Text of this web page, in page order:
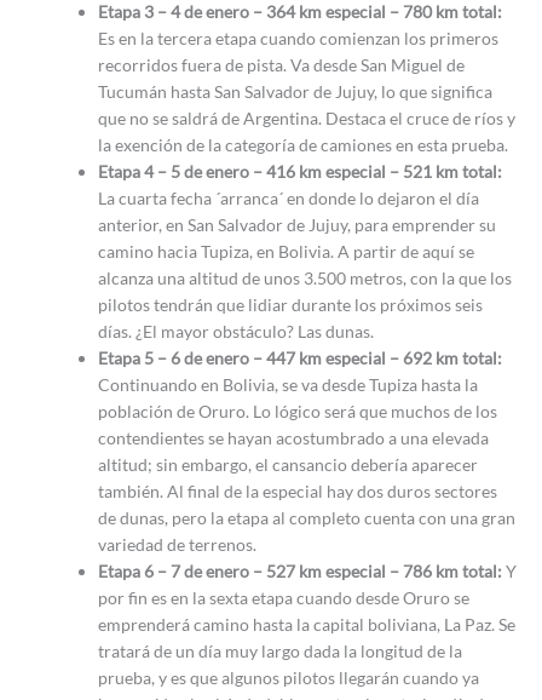
Etapa 3 – 4 de enero – 364 km especial – 780 km total:
Es en la tercera etapa cuando comienzan los primeros
recorridos fuera de pista. Va desde San Miguel de
Tucumán hasta San Salvador de Jujuy, lo que significa
que no se saldrá de Argentina. Destaca el cruce de ríos y
la exención de la categoría de camiones en esta prueba.
Etapa 4 – 5 de enero – 416 km especial – 521 km total:
La cuarta fecha ´arranca´ en donde lo dejaron el día
anterior, en San Salvador de Jujuy, para emprender su
camino hacia Tupiza, en Bolivia. A partir de aquí se
alcanza una altitud de unos 3.500 metros, con la que los
pilotos tendrán que lidiar durante los próximos seis
días. ¿El mayor obstáculo? Las dunas.
Etapa 5 – 6 de enero – 447 km especial – 692 km total:
Continuando en Bolivia, se va desde Tupiza hasta la
población de Oruro. Lo lógico será que muchos de los
contendientes se hayan acostumbrado a una elevada
altitud; sin embargo, el cansancio debería aparecer
también. Al final de la especial hay dos duros sectores
de dunas, pero la etapa al completo cuenta con una gran
variedad de terrenos.
Etapa 6 – 7 de enero – 527 km especial – 786 km total: Y
por fin es en la sexta etapa cuando desde Oruro se
emprenderá camino hasta la capital boliviana, La Paz. Se
tratará de un día muy largo dada la longitud de la
prueba, y es que algunos pilotos llegarán cuando ya